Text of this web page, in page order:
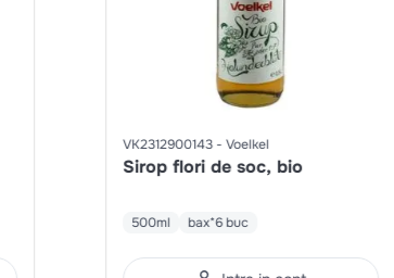
VK2312900143 Voelkel
Sirop flori de soc, bio
500ml bax*6 buc